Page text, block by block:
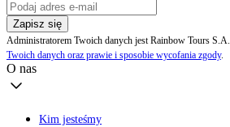
Zapisz się
Administratorem Twoich danych jest Rainbow Tours S.A.
Twoich danych oraz prawie i sposobie wycofania zgody.
O nas
Kim jesteśmy